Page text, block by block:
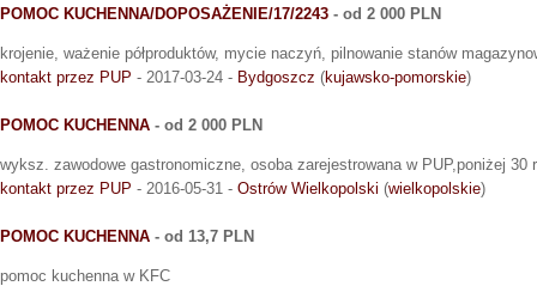
POMOC KUCHENNA/DOPOSAŻENIE/17/2243 - od 2 000 PLN
krojenie, ważenie półproduktów, mycie naczyń, pilnowanie stanów
kontakt przez PUP - 2017-03-24 - Bydgoszcz (kujawsko-pomorskie)
POMOC KUCHENNA - od 2 000 PLN
wyksz. zawodowe gastronomiczne, osoba zarejestrowana w PUP,poniżej 30
kontakt przez PUP - 2016-05-31 - Ostrów Wielkopolski (wielkopolskie)
POMOC KUCHENNA - od 13,7 PLN
pomoc kuchenna w KFC